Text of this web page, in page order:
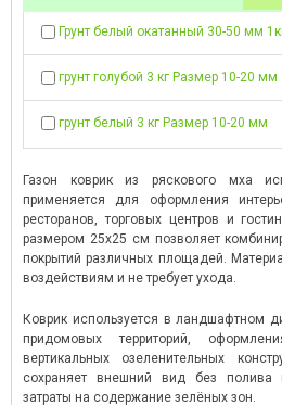
Грунт белый окатанный 30-50 мм
грунт голубой 3 кг Размер 10-20 мм
грунт белый 3 кг Размер 10-20 мм
Газон коврик из ряскового мха
применяется для оформления
ресторанов, торговых центров и
размером 25х25 см позволяет
покрытий различных площадей.
воздействиям и не требует ухода.
Коврик используется в ландшафтном
придомовых территорий,
вертикальных озеленительных
сохраняет внешний вид без полива
затраты на содержание зелёных зон.